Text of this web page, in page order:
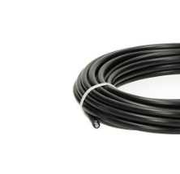
zu 20.000 Volt
höchste
Festzaunanlagen und lange
Zuleitungen vom Gerät zum
mehrerer Erdstäbe
100 MeterDurchmesser: 1,6
Ohm/MeterMaterial: